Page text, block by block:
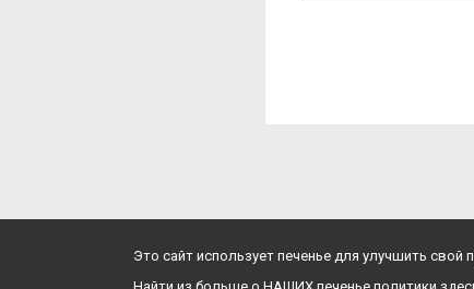
Это сайт использует печенье для улучшить